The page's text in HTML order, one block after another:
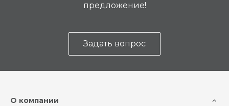
предложение!
Задать вопрос
О компании